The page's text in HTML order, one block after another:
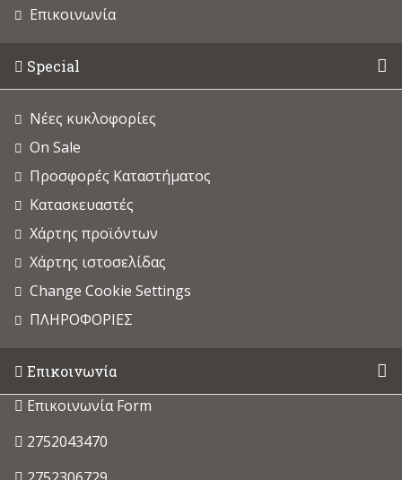
Επικοινωνία
Special
Νέες κυκλοφορίες
On Sale
Προσφορές Καταστήματος
Κατασκευαστές
Χάρτης προϊόντων
Χάρτης ιστοσελίδας
Change Cookie Settings
ΠΛΗΡΟΦΟΡΙΕΣ
Επικοινωνία
Επικοινωνία Form
2752043470